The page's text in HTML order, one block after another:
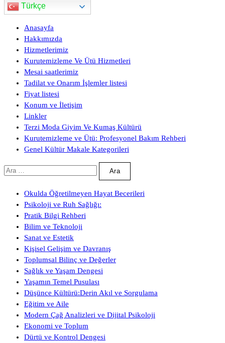
Türkçe
Anasayfa
Hakkımızda
Hizmetlerimiz
Kurutemizleme Ve Ütü Hizmetleri
Mesai saatlerimiz
Tadilat ve Onarım İşlemler listesi
Fiyat listesi
Konum ve İletişim
Linkler
Terzi Moda Giyim Ve Kumaş Kültürü
Kurutemizleme ve Ütü: Profesyonel Bakım Rehberi
Genel Kültür Makale Kategorileri
Arama:
Okulda Öğretilmeyen Hayat Becerileri
Psikoloji ve Ruh Sağlığı:
Pratik Bilgi Rehberi
Bilim ve Teknoloji
Sanat ve Estetik
Kişisel Gelişim ve Davranış
Toplumsal Bilinç ve Değerler
Sağlık ve Yaşam Dengesi
Yaşamın Temel Pusulası
Düşünce Kültürü:Derin Akıl ve Sorgulama
Eğitim ve Aile
Modern Çağ Analizleri ve Dijital Psikoloji
Ekonomi ve Toplum
Dürtü ve Kontrol Dengesi